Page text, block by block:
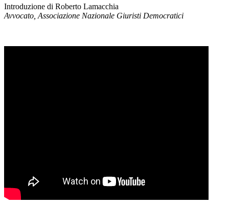
Introduzione di Roberto Lamacchia
Avvocato, Associazione Nazionale Giuristi Democratici